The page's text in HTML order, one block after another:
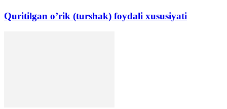
Quritilgan o’rik (turshak) foydali xususiyati